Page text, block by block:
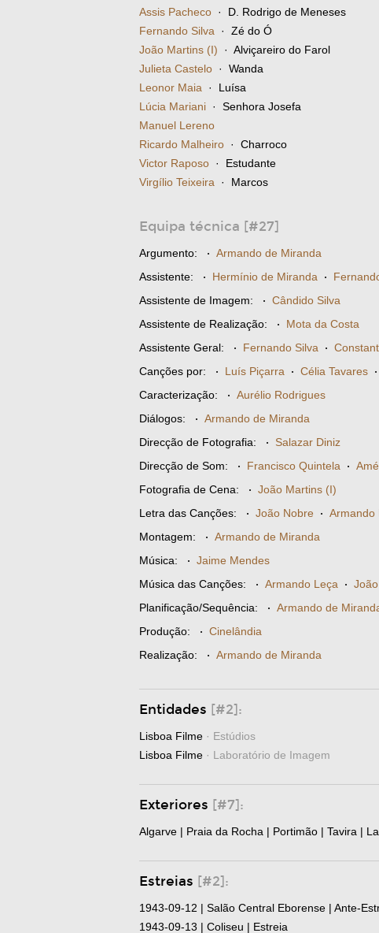
Assis Pacheco · D. Rodrigo de Meneses
Fernando Silva · Zé do Ó
João Martins (I) · Alviçareiro do Farol
Julieta Castelo · Wanda
Leonor Maia · Luísa
Lúcia Mariani · Senhora Josefa
Manuel Lereno
Ricardo Malheiro · Charroco
Victor Raposo · Estudante
Virgílio Teixeira · Marcos
Equipa técnica [#27]
Argumento: · Armando de Miranda
Assistente: · Hermínio de Miranda ·
Assistente de Imagem: · Cândido Silva
Assistente de Realização: · Mota da Costa
Assistente Geral: · Fernando Silva ·
Canções por: · Luís Piçarra · Célia Tavares ·
Caracterização: · Aurélio Rodrigues
Diálogos: · Armando de Miranda
Direcção de Fotografia: · Salazar Diniz
Direcção de Som: · Francisco Quintela ·
Fotografia de Cena: · João Martins (I)
Letra das Canções: · João Nobre · Armando
Montagem: · Armando de Miranda
Música: · Jaime Mendes
Música das Canções: · Armando Leça ·
Planificação/Sequência: · Armando de
Produção: · Cinelândia
Realização: · Armando de Miranda
Entidades [#2]:
Lisboa Filme · Estúdios
Lisboa Filme · Laboratório de Imagem
Exteriores [#7]:
Algarve | Praia da Rocha | Portimão | Tavira |
Estreias [#2]:
1943-09-12 | Salão Central Eborense | Ante-
1943-09-13 | Coliseu | Estreia